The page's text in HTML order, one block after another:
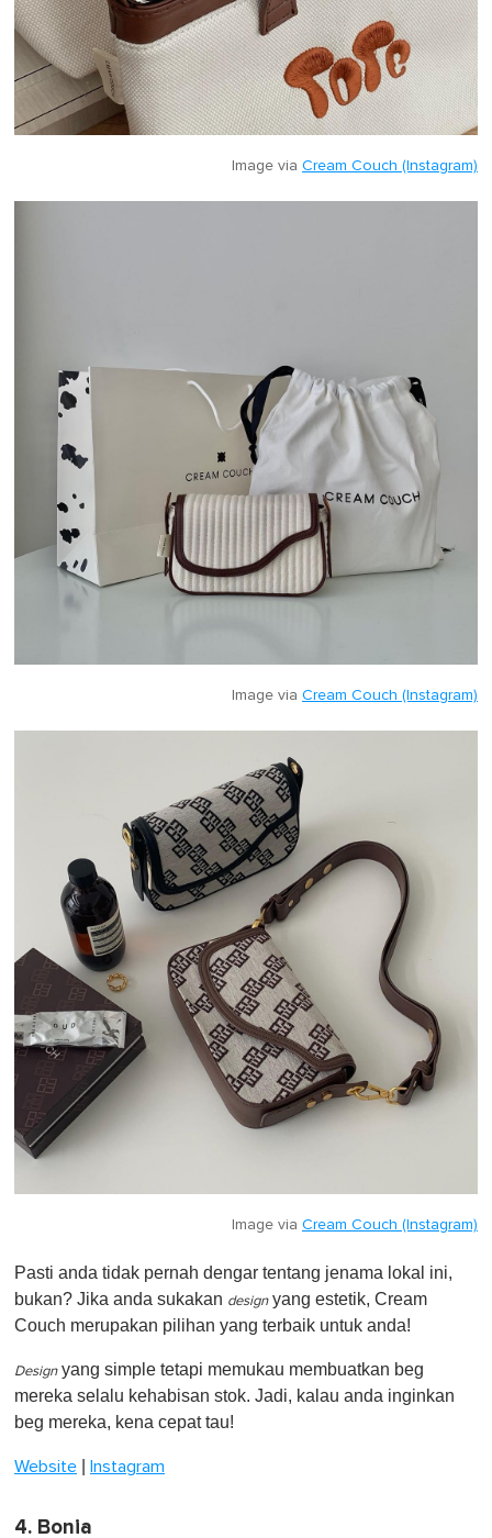
Image via Cream Couch (Instagram)
Image via Cream Couch (Instagram)
Image via Cream Couch (Instagram)
Pasti anda tidak pernah dengar tentang jenama lokal ini,
bukan? Jika anda sukakan designyang estetik, Cream
Couch merupakan pilihan yang terbaik untuk anda!
Designyang simple tetapi memukau membuatkan beg
mereka selalu kehabisan stok. Jadi, kalau anda inginkan
beg mereka, kena cepat tau!
Website Instagram
4. Bonia